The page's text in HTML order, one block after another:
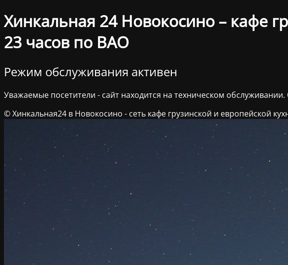
Хинкальная 24 Новокосино – кафе
23 часов по ВАО
Режим обслуживания активен
Уважаемые посетители - сайт находится на техническом
© Хинкальная24 в Новокосино - сеть кафе грузинской и европейской